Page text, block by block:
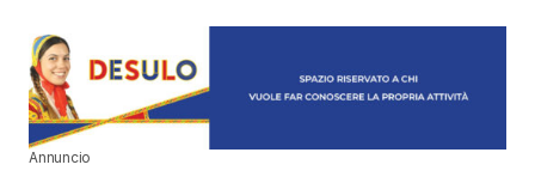
Annuncio